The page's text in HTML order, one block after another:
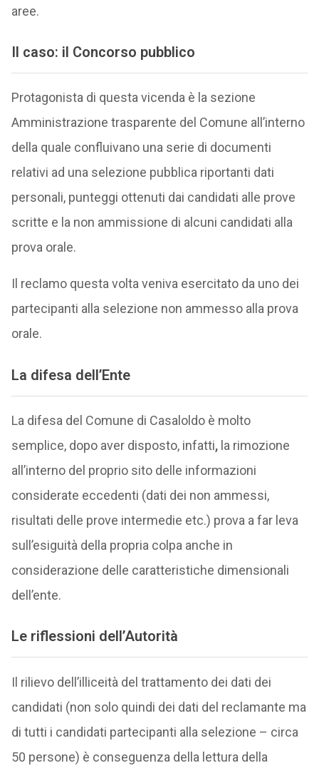
aree.
Il caso: il Concorso pubblico
Protagonista di questa vicenda è la sezione
Amministrazione trasparente del Comune all’interno
della quale confluivano una serie di documenti
relativi ad una selezione pubblica riportanti dati
personali, punteggi ottenuti dai candidati alle prove
scritte e la non ammissione di alcuni candidati alla
prova orale.
Il reclamo questa volta veniva esercitato da uno dei
partecipanti alla selezione non ammesso alla prova
orale.
La difesa dell’Ente
La difesa del Comune di Casaloldo è molto
semplice, dopo aver disposto, infatti,la rimozione
all’interno del proprio sito delle informazioni
considerate eccedenti (dati dei non ammessi,
risultati delle prove intermedie etc.) prova a far leva
sull’esiguità della propria colpa anche in
considerazione delle caratteristiche dimensionali
dell’ente.
Le riflessioni dell’Autorità
Il rilievo dell’illiceità del trattamento dei dati dei
candidati (non solo quindi dei dati del reclamante ma
di tutti i candidati partecipanti alla selezione – circa
50 persone) è conseguenza della lettura della